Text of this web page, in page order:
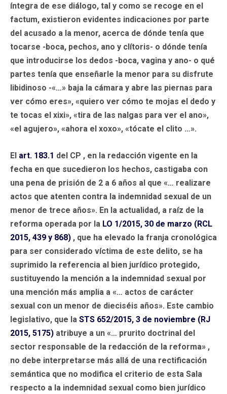
íntegra de ese diálogo, tal y como se recoge en el
factum, existieron evidentes indicaciones por parte
del acusado a la menor, acerca de dónde tenía que
tocarse -boca, pechos, ano y clítoris- o dónde tenía
que introducirse los dedos -boca, vagina y ano- o qué
partes tenía que enseñarle la menor para su disfrute
libidinoso -«…» baja la cámara y abre las piernas para
ver cómo eres», «quiero ver cómo te mojas el dedo y
te tocas el xixi», «tira de las nalgas para ver el ano»,
«el agujero», «ahora el xoxo», «tócate el clito …».
El art. 183.1 del CP , en la redacción vigente en la
fecha en que sucedieron los hechos, castigaba con
una pena de prisión de 2 a 6 años al que «… realizare
actos que atenten contra la indemnidad sexual de un
menor de trece años». En la actualidad, a raíz de la
reforma operada por la LO 1/2015, 30 de marzo (RCL
2015, 439 y 868) , que ha elevado la franja cronológica
para ser considerado víctima de este delito, se ha
suprimido la referencia al bien jurídico protegido,
sustituyendo la mención a la indemnidad sexual por
una mención más amplia a «… actos de carácter
sexual con un menor de dieciséis años». Este cambio
legislativo, que la STS 652/2015, 3 de noviembre (RJ
2015, 5175) atribuye a un «… prurito doctrinal del
sector responsable de la redacción de la reforma» ,
no debe interpretarse más allá de una rectificación
semántica que no modifica el criterio de esta Sala
respecto a la indemnidad sexual como bien jurídico